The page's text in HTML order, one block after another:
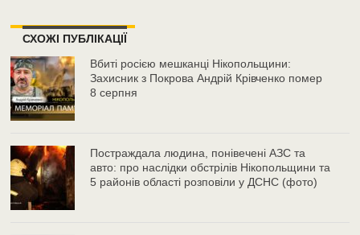
СХОЖІ ПУБЛІКАЦІЇ
Вбиті росією мешканці Нікопольщини:
Захисник з Покрова Андрій Крівченко помер
8 серпня
Постраждала людина, понівечені АЗС та
авто: про наслідки обстрілів Нікопольщини та
5 районів області розповіли у ДСНС (фото)